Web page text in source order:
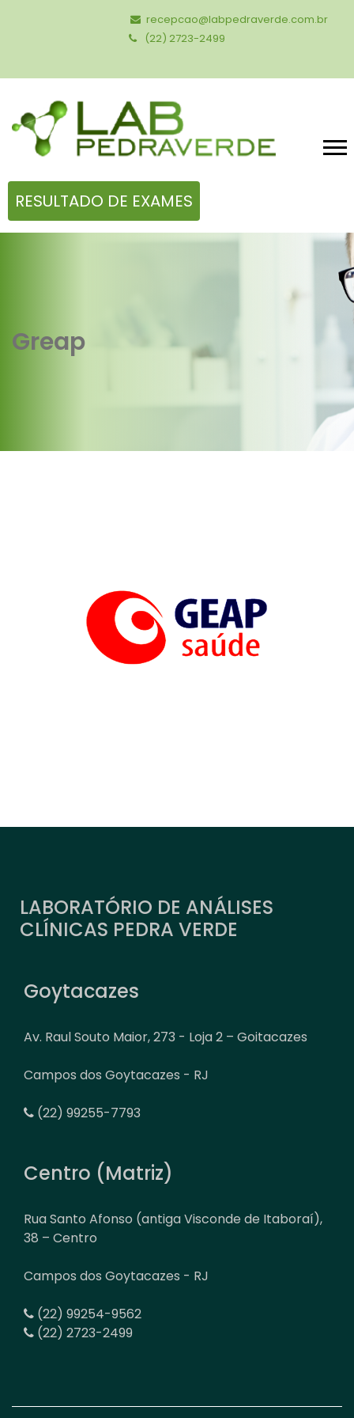
recepcao@labpedraverde.com.br
(22) 2723-2499
RESULTADO DE EXAMES
Greap
LABORATÓRIO DE ANÁLISES
CLÍNICAS PEDRA VERDE
Goytacazes
Av. Raul Souto Maior, 273 - Loja 2 – Goitacazes
Campos dos Goytacazes - RJ
(22) 99255-7793
Centro (Matriz)
Rua Santo Afonso (antiga Visconde de Itaboraí),
38 – Centro
Campos dos Goytacazes - RJ
(22) 99254-9562
(22) 2723-2499